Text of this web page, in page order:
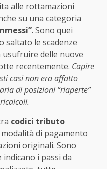
alle rottamazioni
su una categoria
. Sono quei
saltato le scadenze
usufruire delle nuove
recentemente. Capire
casi non era affatto
di posizioni “riaperte”
codici tributo
modalità di pagamento
originali. Sono
i passi da